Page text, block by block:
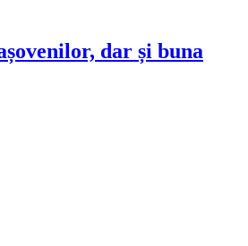
dar și buna